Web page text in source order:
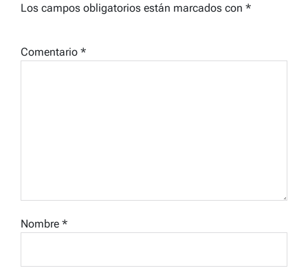
Los campos obligatorios están marcados con *
Comentario *
Nombre *